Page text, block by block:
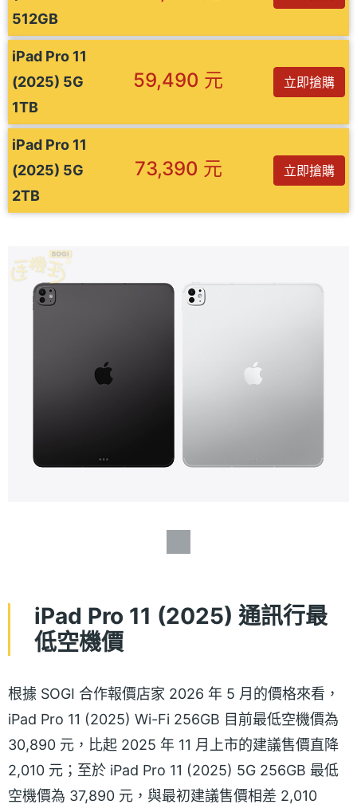
512GB
iPad Pro 11
(2025) 5G
1TB
59,490 元 立即搶購
iPad Pro 11
(2025) 5G
2TB
73,390 元 立即搶購
iPad Pro 11 (2025) 通訊行最
低空機價
根據 SOGI 合作報價店家 2026 年 5 月的價格來看，
iPad Pro 11 (2025) Wi-Fi 256GB 目前最低空機價為
30,890 元，比起 2025 年 11 月上市的建議售價直降
2,010 元；至於 iPad Pro 11 (2025) 5G 256GB 最低
空機價為 37,890 元，與最初建議售價相差 2,010